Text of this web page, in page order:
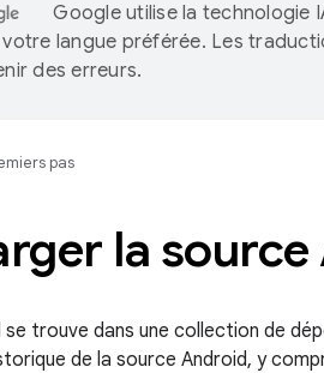
Google utilise la technologie
langue préférée. Les
des erreurs.
pas
la
se trouve dans une collection de
de la source Android, y